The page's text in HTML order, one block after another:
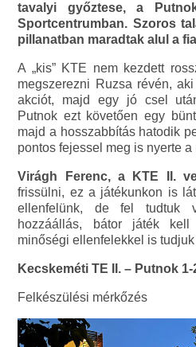
tavalyi győztese, a
Sportcentrumban. Szoros
pillanatban maradtak alul a
A „kis” KTE nem kezdett
megszerezni Ruzsa révén,
akciót, majd egy jó csel
Putnok ezt követően egy
majd a hosszabbítás hatodik
pontos fejessel meg is nyerte a
Virágh Ferenc, a KTE II.
frissülni, ez a játékunkon is
ellenfelünk, de fel tudtuk
hozzáállás, bátor játék
minőségi ellenfelekkel is
Kecskeméti TE II. – Putnok 1-
Felkészülési mérkőzés